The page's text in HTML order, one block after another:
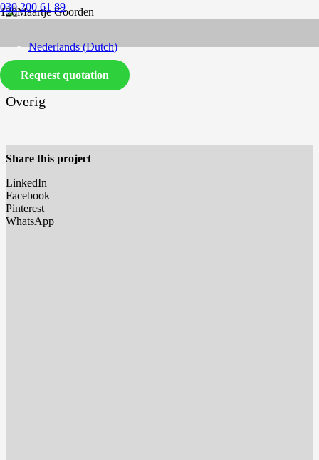
030 200 61 89
Nederlands(Dutch)
English
Request quotation
Maartje Goorden
Overig
Share this project
LinkedIn
Facebook
Pinterest
WhatsApp